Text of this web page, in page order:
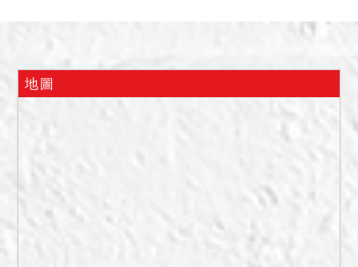
四、抵押權於拍定後塗銷。
113年間有漏水，維修紀錄
在建商處，雖有維修，但如
遇下雨，仍會有水痕，漏水
語，建物於拍定後點交。
六、140-1地號土地為都市
計畫範圍內之第三種住宅
地圖